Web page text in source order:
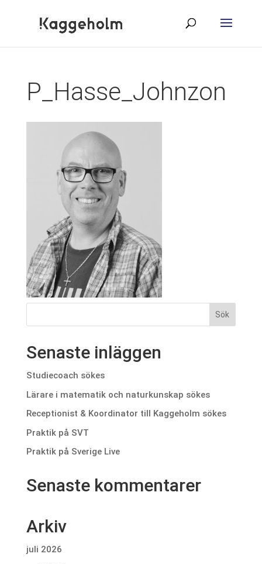
P_Hasse_Johnzon
Senaste inläggen
Studiecoach sökes
Lärare i matematik och naturkunskap sökes
Receptionist & Koordinator till Kaggeholm sökes
Praktik på SVT
Praktik på Sverige Live
Senaste kommentarer
Arkiv
juli 2026